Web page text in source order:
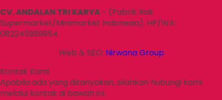
CV. ANDALAN TRI KARYA - (Pabrik Rak
Supermarket/Minimarket Indonesia). HP/WA:
082245959954.
Web & SEO: Nirwana Group
Kontak Kami
Apabila ada yang ditanyakan, silahkan hubungi kami
melalui kontak di bawah ini.